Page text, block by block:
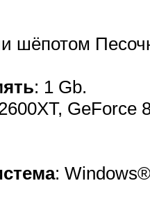
шёпотом
: 1 Gb.
GeForce
: